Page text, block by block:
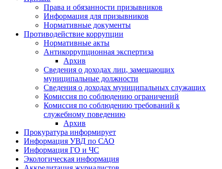
Права и обязанности призывников
Информация для призывников
Нормативные документы
Противодействие коррупции
Нормативные акты
Антикоррупционная экспертиза
Архив
Сведения о доходах лиц, замещающих
муниципальные должности
Сведения о доходах муниципальных служащих
Комиссия по соблюдению ограничений
Комиссия по соблюдению требований к
служебному поведению
Архив
Прокуратура информирует
Информация УВД по САО
Информация ГО и ЧС
Экологическая информация